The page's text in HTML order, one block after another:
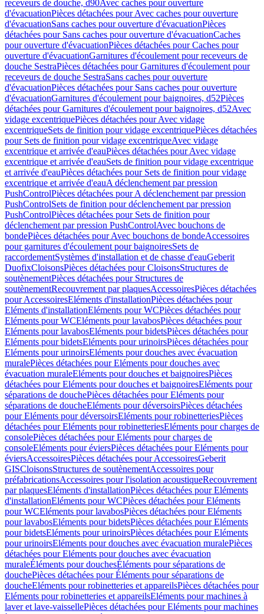
receveurs de douche, d90Avec caches pour ouverture
d'évacuationPièces détachées pour Avec caches pour ouverture
d'évacuationSans caches pour ouverture d'évacuationPièces
détachées pour Sans caches pour ouverture d'évacuationCaches
pour ouverture d'évacuationPièces détachées pour Caches pour
ouverture d'évacuationGarnitures d'écoulement pour receveurs de
douche SestraPièces détachées pour Garnitures d'écoulement pour
receveurs de douche SestraSans caches pour ouverture
d'évacuationPièces détachées pour Sans caches pour ouverture
d'évacuationGarnitures d'écoulement pour baignoires, d52Pièces
détachées pour Garnitures d'écoulement pour baignoires, d52Avec
vidage excentriquePièces détachées pour Avec vidage
excentriqueSets de finition pour vidage excentriquePièces détachées
pour Sets de finition pour vidage excentriqueAvec vidage
excentrique et arrivée d'eauPièces détachées pour Avec vidage
excentrique et arrivée d'eauSets de finition pour vidage excentrique
et arrivée d'eauPièces détachées pour Sets de finition pour vidage
excentrique et arrivée d'eauA déclenchement par pression
PushControlPièces détachées pour A déclenchement par pression
PushControlSets de finition pour déclenchement par pression
PushControlPièces détachées pour Sets de finition pour
déclenchement par pression PushControlAvec bouchons de
bondePièces détachées pour Avec bouchons de bondeAccessoires
pour garnitures d'écoulement pour baignoiresSets de
raccordementSystèmes d'installation et de chasse d'eauGeberit
DuofixCloisonsPièces détachées pour CloisonsStructures de
soutènementPièces détachées pour Structures de
soutènementRecouvrement par plaquesAccessoiresPièces détachées
pour AccessoiresEléments d'installationPièces détachées pour
Eléments d'installationEléments pour WCPièces détachées pour
Eléments pour WCEléments pour lavabosPièces détachées pour
Eléments pour lavabosEléments pour bidetsPièces détachées pour
Eléments pour bidetsEléments pour urinoirsPièces détachées pour
Eléments pour urinoirsEléments pour douches avec évacuation
muralePièces détachées pour Eléments pour douches avec
évacuation muraleEléments pour douches et baignoiresPièces
détachées pour Eléments pour douches et baignoiresEléments pour
séparations de douchePièces détachées pour Eléments pour
séparations de doucheEléments pour déversoirsPièces détachées
pour Eléments pour déversoirsEléments pour robinetteriesPièces
détachées pour Eléments pour robinetteriesEléments pour charges de
consolePièces détachées pour Eléments pour charges de
consoleEléments pour éviersPièces détachées pour Eléments pour
éviersAccessoiresPièces détachées pour AccessoiresGeberit
GISCloisonsStructures de soutènementAccessoires pour
préfabricationsAccessoires pour l'isolation acoustiqueRecouvrement
par plaquesEléments d'installationPièces détachées pour Eléments
d'installationEléments pour WCPièces détachées pour Eléments
pour WCEléments pour lavabosPièces détachées pour Eléments
pour lavabosEléments pour bidetsPièces détachées pour Eléments
pour bidetsEléments pour urinoirsPièces détachées pour Eléments
pour urinoirsEléments pour douches avec évacuation muralePièces
détachées pour Eléments pour douches avec évacuation
muraleÉléments pour douchesÉléments pour séparations de
douchePièces détachées pour Éléments pour séparations de
doucheEléments pour robinetteries et appareilsPièces détachées pour
Eléments pour robinetteries et appareilsEléments pour machines à
laver et lave-vaissellePièces détachées pour Eléments pour machines